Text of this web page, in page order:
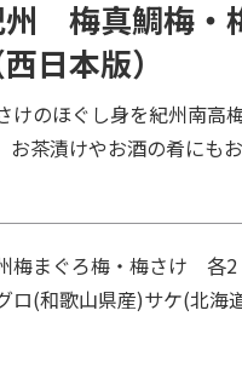
梅真鯛梅・
日本版）
けのほぐし身を紀州南高
お茶漬けやお酒の肴にも
梅まぐろ梅・梅さけ 各2
ロ(和歌山県産)サケ(北海